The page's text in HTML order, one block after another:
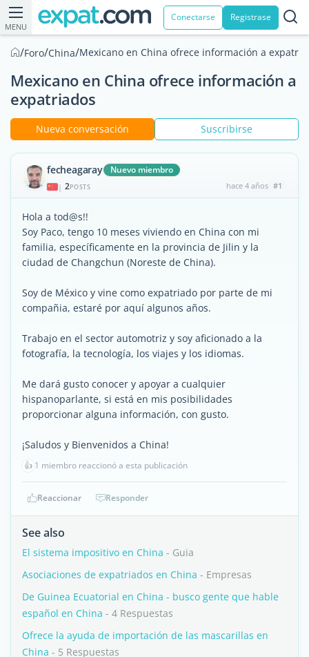
MENU
Conectarse Registrase
/Foro/China/Mexicano en China ofrece información a
Mexicano en China ofrece información a
expatriados
Nueva conversación Suscribirse
fecheagaray Nuevo miembro
| 2POSTS hace 4 años #1
Hola a tod@s!!
Soy Paco, tengo 10 meses viviendo en China con mi
familia, específicamente en la provincia de Jilin y la
ciudad de Changchun (Noreste de China).
Soy de México y vine como expatriado por parte de mi
compañia, estaré por aquí algunos años.
Trabajo en el sector automotriz y soy aficionado a la
fotografía, la tecnología, los viajes y los idiomas.
Me dará gusto conocer y apoyar a cualquier
hispanoparlante, si está en mis posibilidades
proporcionar alguna información, con gusto.
¡Saludos y Bienvenidos a China!
👍 1 miembro reaccionó a esta publicación
Reaccionar Responder
See also
El sistema impositivo en China - Guia
Asociaciones de expatriados en China - Empresas
De Guinea Ecuatorial en China - busco gente que hable
español en China - 4 Respuestas
Ofrece la ayuda de importación de las mascarillas en
China - 5 Respuestas